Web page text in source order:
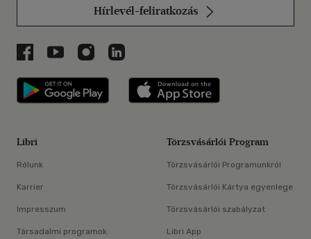
Hírlevél-feliratkozás
Libri a Facebookon
Libri a Youtube-on
Libri az Instagramon
Libri a LinkedInen
Libri applikáció Szerezd meg: Google
Libri
Rólunk
Karrier
Impresszum
Társadalmi programok
Törzsvásárlói Program
Törzsvásárlói Programunkról
Törzsvásárlói Kártya egyenlege
Törzsvásárlói szabályzat
Libri App